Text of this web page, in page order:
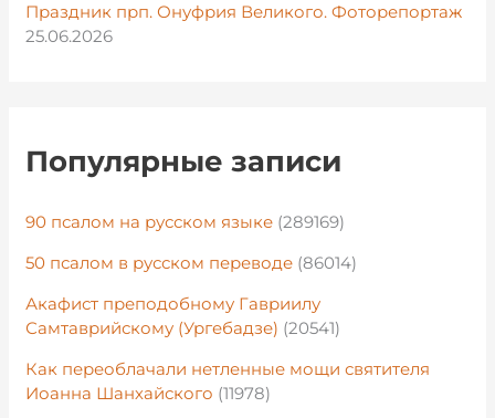
Праздник прп. Онуфрия Великого. Фоторепортаж
25.06.2026
Популярные записи
90 псалом на русском языке (289169)
50 псалом в русском переводе (86014)
Акафист преподобному Гавриилу
Самтаврийскому (Ургебадзе) (20541)
Как переоблачали нетленные мощи святителя
Иоанна Шанхайского (11978)